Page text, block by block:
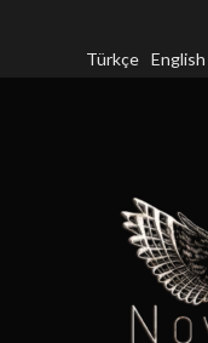
Türkçe
English